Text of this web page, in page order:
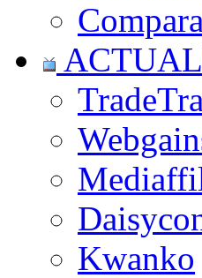
Kwanko